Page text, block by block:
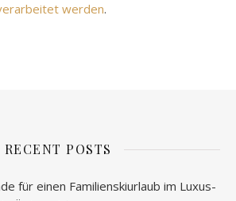
werden.
RECENT POSTS
für einen Familienskiurlaub im Luxus-